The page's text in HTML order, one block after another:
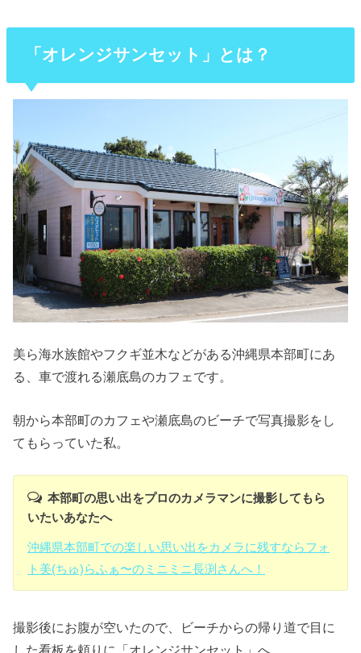
「オレンジサンセット」とは？
美ら海水族館やフクギ並木などがある沖縄県本部町にあ
る、車で渡れる瀬底島のカフェです。
朝から本部町のカフェや瀬底島のビーチで写真撮影をし
てもらっていた私。
本部町の思い出をプロのカメラマンに撮影してもら
いたいあなたへ
沖縄県本部町での楽しい思い出をカメラに残すならフォ
ト美(ちゅ)らふぁ〜のミニミニ長渕さんへ！
撮影後にお腹が空いたので、ビーチからの帰り道で目に
した看板を頼りに「オレンジサンセット」へ。